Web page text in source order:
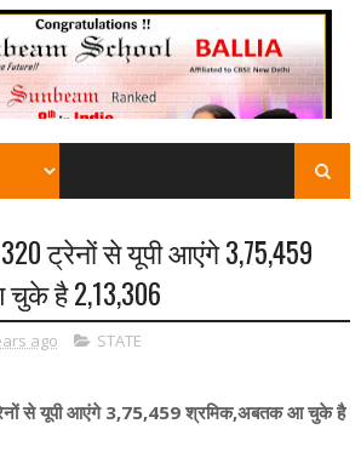
ट्रेनों से यूपी आएंगे 3,75,459
है 2,13,306
ago STATE
से यूपी आएंगे 3,75,459 श्रमिक,अबतक आ चुके है